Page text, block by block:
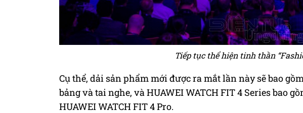
Tiếp tục thể hiện tinh thần
Cụ thể, dải sản phẩm mới được ra mắt lần này sẽ bao
bảng và tai nghe, và HUAWEI WATCH FIT 4 Series bao
HUAWEI WATCH FIT 4 Pro.